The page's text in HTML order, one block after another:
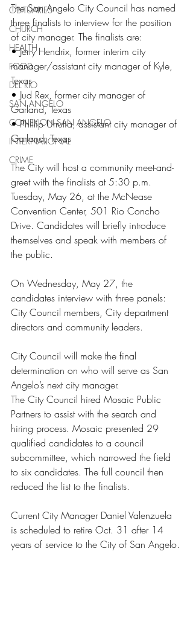
OBITUARIES
CHURCH
HEALTH
FOOD
DEL RIO
SAN ANGELO
CONEXION SAN ANGELO
INTERNATIONAL
CRIME
The San Angelo City Council has named
three finalists to interview for the position
of city manager. The finalists are:
• Jerry Hendrix, former interim city
manager/assistant city manager of Kyle,
Texas
• Jud Rex, former city manager of
Garland, Texas
• Phillip Urrutia, assistant city manager of
Garland, Texas
The City will host a community meet-and-
greet with the finalists at 5:30 p.m.
Tuesday, May 26, at the McNease
Convention Center, 501 Rio Concho
Drive. Candidates will briefly introduce
themselves and speak with members of
the public.
On Wednesday, May 27, the
candidates interview with three panels:
City Council members, City department
directors and community leaders.
City Council will make the final
determination on who will serve as San
Angelo’s next city manager.
The City Council hired Mosaic Public
Partners to assist with the search and
hiring process. Mosaic presented 29
qualified candidates to a council
subcommittee, which narrowed the field
to six candidates. The full council then
reduced the list to the finalists.
Current City Manager Daniel Valenzuela
is scheduled to retire Oct. 31 after 14
years of service to the City of San Angelo.